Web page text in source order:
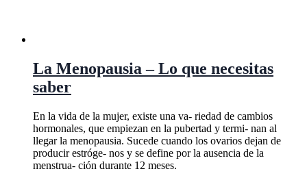
La Menopausia – Lo que necesitas
saber
En la vida de la mujer, existe una va- riedad de cambios
hormonales, que empiezan en la pubertad y termi- nan al
llegar la menopausia. Sucede cuando los ovarios dejan de
producir estróge- nos y se define por la ausencia de la
menstrua- ción durante 12 meses.